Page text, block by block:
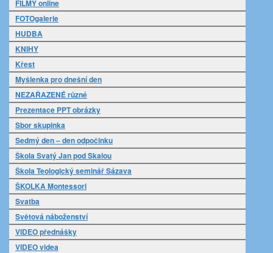
FILMY online
FOTOgalerie
HUDBA
KNIHY
Křest
Myšlenka pro dnešní den
NEZAŘAZENÉ různé
Prezentace PPT obrázky
Sbor skupinka
Sedmý den – den odpočinku
Škola Svatý Jan pod Skalou
Škola Teologický seminář Sázava
ŠKOLKA Montessori
Svatba
Světová náboženství
VIDEO přednášky
VIDEO videa